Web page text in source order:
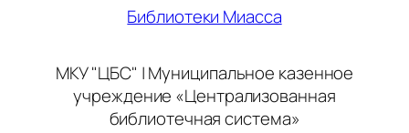
Библиотеки Миасса
МКУ "ЦБС" | Муниципальное казенное
учреждение «Централизованная
библиотечная система»